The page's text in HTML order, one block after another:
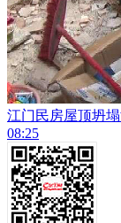
江门民房屋顶坍
08:25